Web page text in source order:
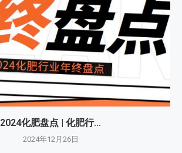
2024化肥盘点 | 化肥行...
2024年12月26日